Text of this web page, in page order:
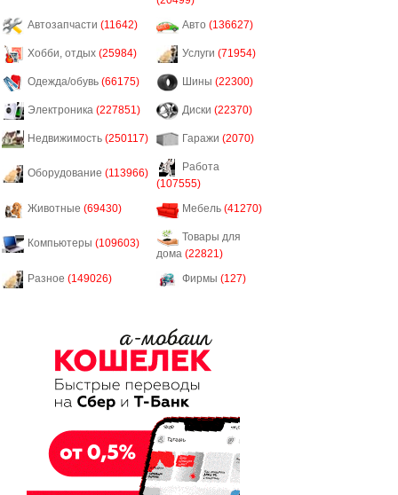
Автозапчасти (11642) Авто (136627)
Хобби, отдых (25984) Услуги (71954)
Одежда/обувь (66175) Шины (22300)
Электроника (227851) Диски (22370)
Недвижимость (250117) Гаражи (2070)
Оборудование (113966)
Работа
(107555)
Животные (69430) Мебель (41270)
Компьютеры (109603)
Товары для
дома (22821)
Разное (149026) Фирмы (127)